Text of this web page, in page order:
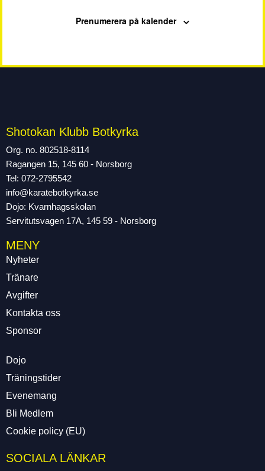
Prenumerera på kalender
Shotokan Klubb Botkyrka
Org. no. 802518-8114
Ragangen 15, 145 60 - Norsborg
Tel: 072-2795542
info@karatebotkyrka.se
Dojo: Kvarnhagsskolan
Servitutsvagen 17A, 145 59 - Norsborg
MENY
Nyheter
Tränare
Avgifter
Kontakta oss
Sponsor
Dojo
Träningstider
Evenemang
Bli Medlem
Cookie policy (EU)
SOCIALA LÄNKAR